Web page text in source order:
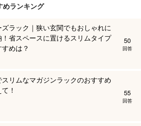
めランキング
ズラック｜狭い玄関でもおしゃれに
省スペースに置けるスリムタイプ
めは？
50
回答
スリムなマガジンラックのおすすめ
！
55
回答